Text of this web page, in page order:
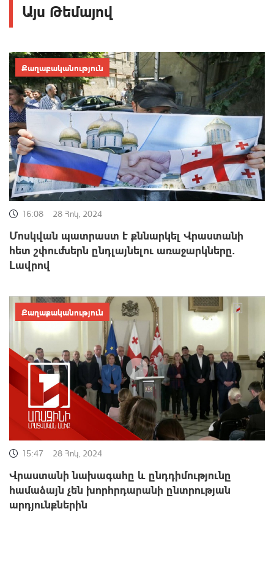
Այս Թեմայով
16:08 28 Հոկ, 2024
Մոսկվան պատրաստ է քննարկել Վրաստանի
հետ շփումներն ընդլայնելու առաջարկները.
Լավրով
Քաղաքականություն
15:47 28 Հոկ, 2024
Վրաստանի նախագահը և ընդդիմությունը
համաձայն չեն խորհրդարանի ընտրության
արդյունքներին
Քաղաքականություն